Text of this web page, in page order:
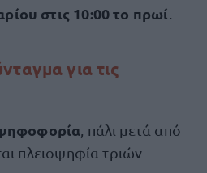
στις 10:00 το πρωί
για τις
, πάλι μετά από
πλειοψηφία τριών